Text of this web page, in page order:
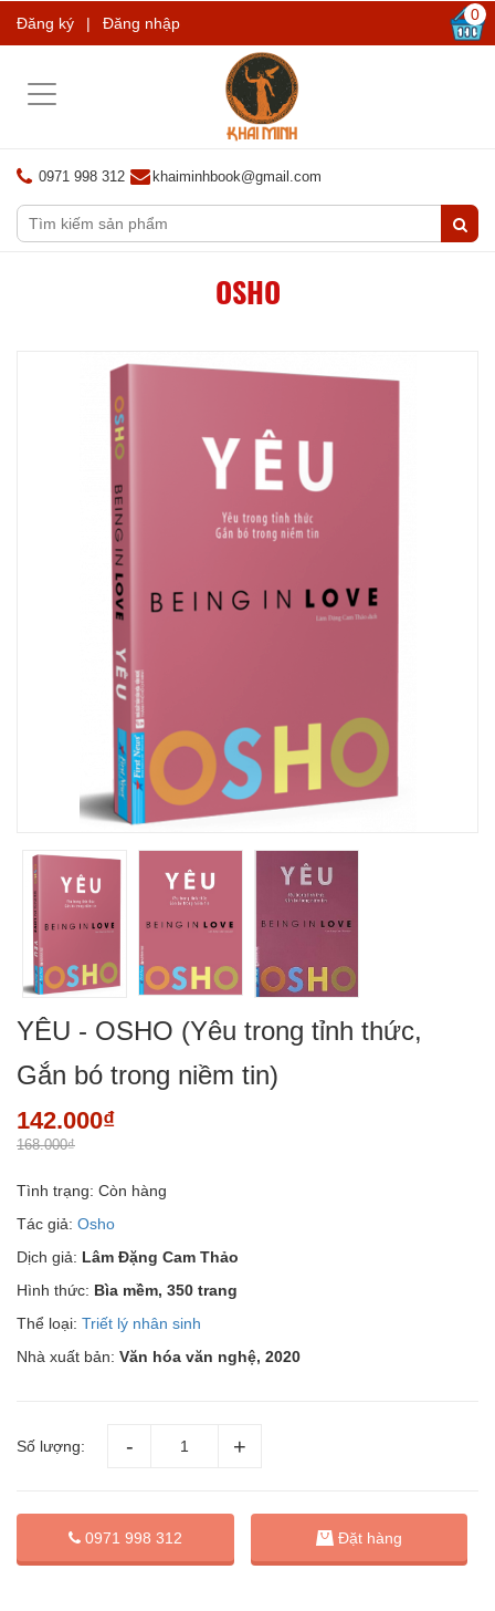
Đăng ký | Đăng nhập 0
Toggle
0971 998 312 khaiminhbook@gmail.com
OSHO
YÊU - OSHO (Yêu trong tỉnh thức,
Gắn bó trong niềm tin)
142.000₫
168.000₫
Tình trạng: Còn hàng
Tác giả: Osho
Dịch giả: Lâm Đặng Cam Thảo
Hình thức: Bìa mềm, 350 trang
Thể loại: Triết lý nhân sinh
Nhà xuất bản: Văn hóa văn nghệ, 2020
Số lượng:
0971 998 312 Đặt hàng